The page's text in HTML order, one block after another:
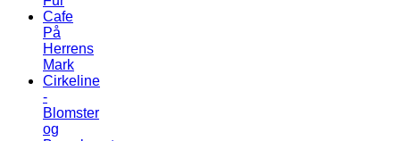
Cafe
På
Herrens
Mark
Cirkeline
-
Blomster
og